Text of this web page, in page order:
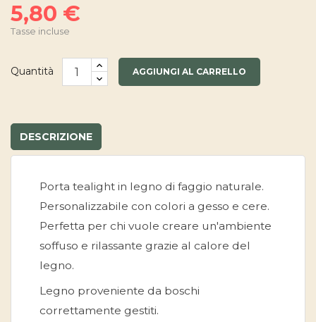
5,80 €
Tasse incluse
Quantità AGGIUNGI AL CARRELLO
DESCRIZIONE
Porta tealight in legno di faggio naturale.
Personalizzabile con colori a gesso e cere.
Perfetta per chi vuole creare un'ambiente
soffuso e rilassante grazie al calore del
legno.
Legno proveniente da boschi
correttamente gestiti.